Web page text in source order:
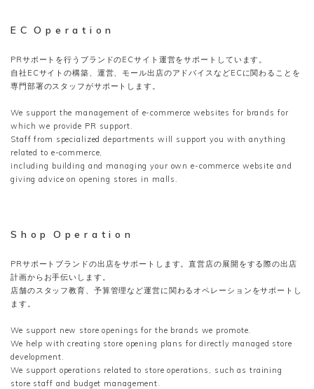
E C O p e r a t i o n
PRサポートを行うブランドのECサイト運営をサポートしています。
自社ECサイトの構築、運営、モール出店のアドバイスなどECに関わることを
専門部署のスタッフがサポートします。
We support the management of e-commerce websites for brands for
which we provide PR support.
Staff from specialized departments will support you with anything
related to e-commerce,
including building and managing your own e-commerce website and
giving advice on opening stores in malls.
S h o p O p e r a t i o n
PRサポートブランドの出店をサポートします。直営店の展開をする際の出店
計画からお手伝いします。
店舗のスタッフ教育、予算管理など運営に関わるオペレーションをサポートし
ます。
We support new store openings for the brands we promote.
We help with creating store opening plans for directly managed store
development.
We support operations related to store operations, such as training
store staff and budget management.